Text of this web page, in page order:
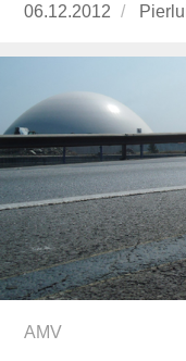
Publicado
06.12.2012
AMV